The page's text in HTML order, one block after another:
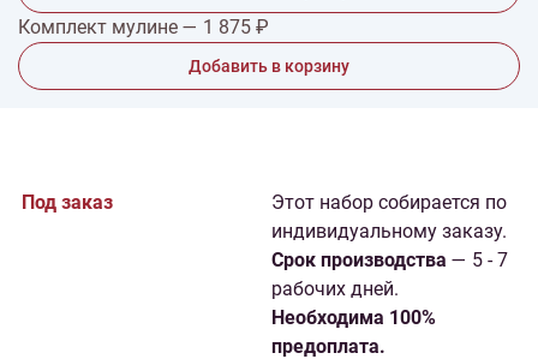
Комплект мулине — 1 875 ₽
Добавить в корзину
Под заказ
Этот набор собирается по
индивидуальному заказу.
Cрок производства — 5 - 7
рабочих дней.
Необходима 100%
предоплата.